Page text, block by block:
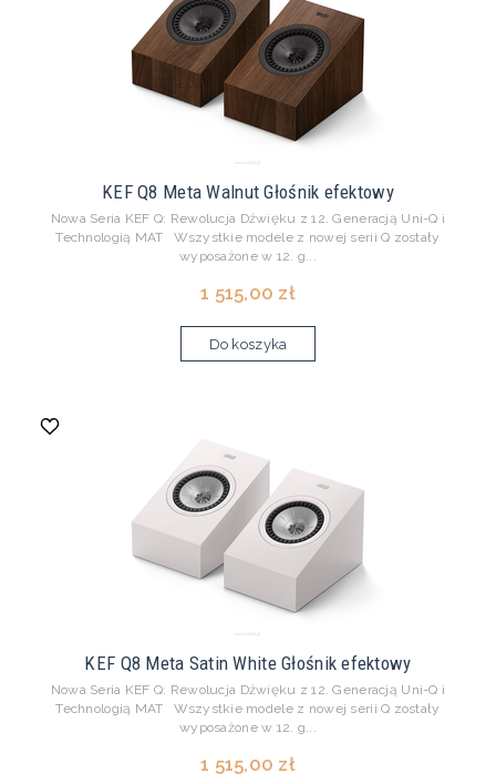
KEF Q8 Meta Walnut Głośnik efektowy
Nowa Seria KEF Q: Rewolucja Dźwięku z 12. Generacją Uni-Q i
Technologią MAT Wszystkie modele z nowej serii Q zostały
wyposażone w 12. g...
1 515,00 zł
Do koszyka
KEF Q8 Meta Satin White Głośnik efektowy
Nowa Seria KEF Q: Rewolucja Dźwięku z 12. Generacją Uni-Q i
Technologią MAT Wszystkie modele z nowej serii Q zostały
wyposażone w 12. g...
1 515,00 zł